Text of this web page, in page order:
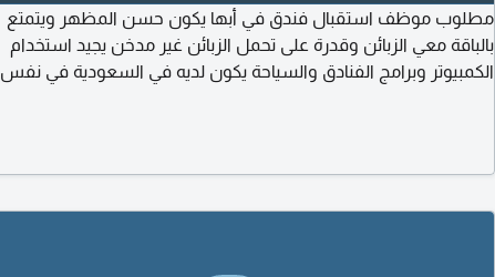
مطلوب موظف استقبال فندق في أبها يكون حسن المظهر ويتمتع
بالباقة معي الزبائن وقدرة على تحمل الزبائن غير مدخن يجيد استخدام
الكمبيوتر وبرامج الفنادق والسياحة يكون لديه في السعودية في نفس